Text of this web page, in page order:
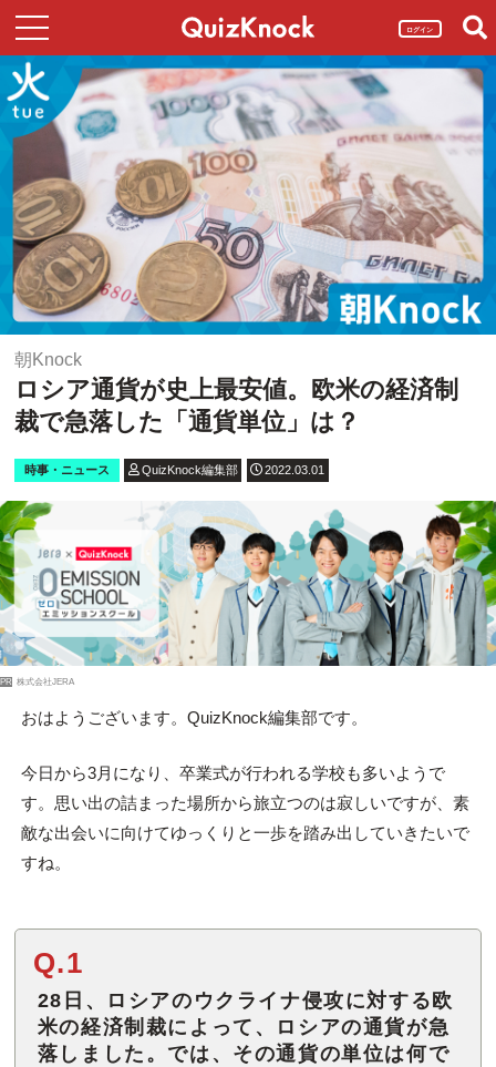
ログイン
朝Knock
ロシア通貨が史上最安値。欧米の経済制
裁で急落した「通貨単位」は？
時事・ニュース QuizKnock編集部 2022.03.01
PR 株式会社JERA
おはようございます。QuizKnock編集部です。
今日から3月になり、卒業式が行われる学校も多いようで
す。思い出の詰まった場所から旅立つのは寂しいですが、素
敵な出会いに向けてゆっくりと一歩を踏み出していきたいで
すね。
Q.1
28日、ロシアのウクライナ侵攻に対する欧
米の経済制裁によって、ロシアの通貨が急
落しました。では、その通貨の単位は何で